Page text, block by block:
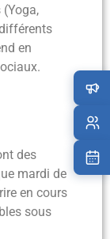
en
des
mardi de
en cours
sous